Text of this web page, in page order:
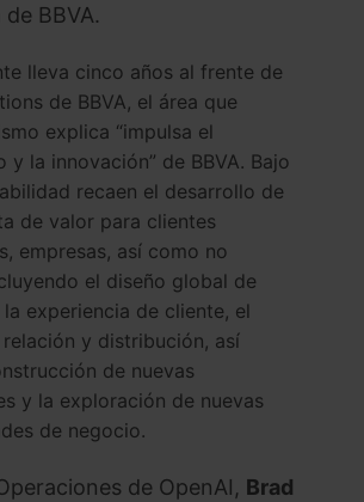
BBVA.
lleva cinco años al frente de
de BBVA, el área que
explica “impulsa el
y la innovación” de BBVA. Bajo
recaen el desarrollo de
de valor para clientes
empresas, así como no
el diseño global de
experiencia de cliente, el
y distribución, así
de nuevas
y la exploración de nuevas
de negocio.
de OpenAI, Brad